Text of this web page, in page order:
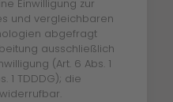
Einwilligung zur
und vergleichbaren
abgefragt
ausschließlich
(Art. 6 Abs. 1
1 TDDDG); die